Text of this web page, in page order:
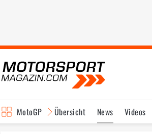
MotoGP Übersicht News Videos